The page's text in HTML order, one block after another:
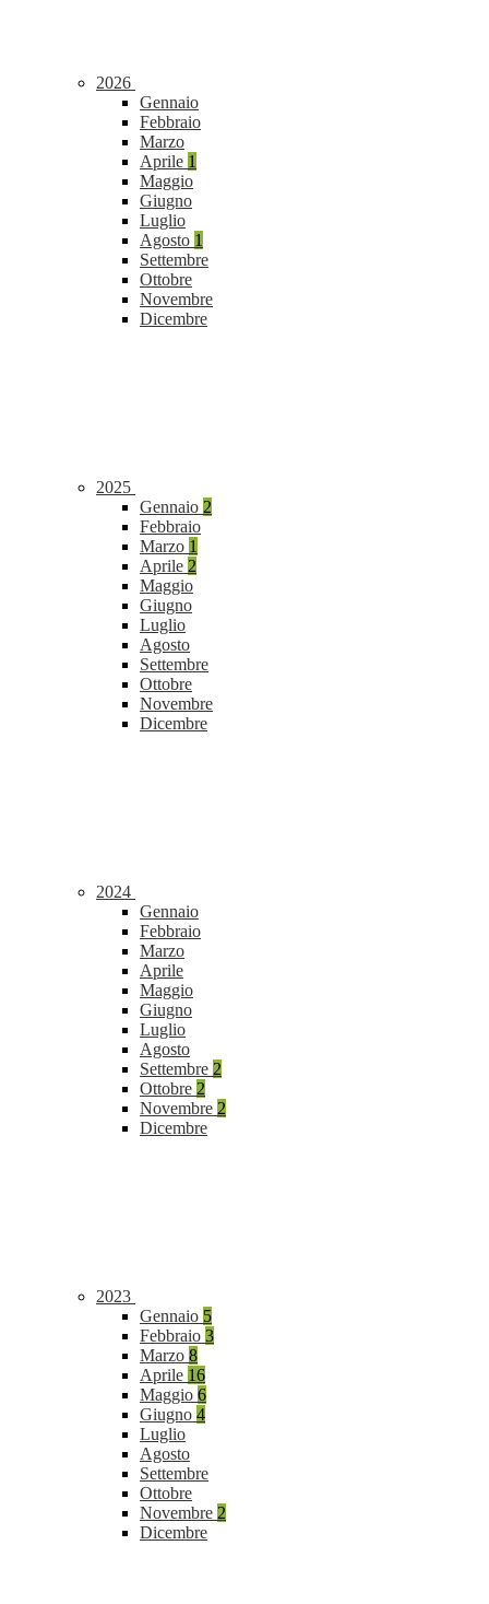
2026
Gennaio
Febbraio
Marzo
Aprile 1
Maggio
Giugno
Luglio
Agosto 1
Settembre
Ottobre
Novembre
Dicembre
2025
Gennaio 2
Febbraio
Marzo 1
Aprile 2
Maggio
Giugno
Luglio
Agosto
Settembre
Ottobre
Novembre
Dicembre
2024
Gennaio
Febbraio
Marzo
Aprile
Maggio
Giugno
Luglio
Agosto
Settembre 2
Ottobre 2
Novembre 2
Dicembre
2023
Gennaio 5
Febbraio 3
Marzo 8
Aprile 16
Maggio 6
Giugno 4
Luglio
Agosto
Settembre
Ottobre
Novembre 2
Dicembre